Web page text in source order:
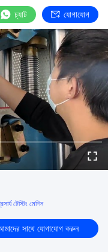
চ্যাট যোগাযোগ
টেস্টিং মেশিন
সাথে যোগাযোগ করুন